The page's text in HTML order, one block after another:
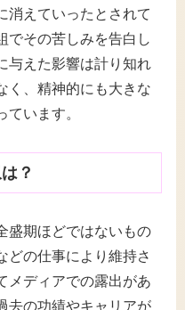
消えていったとされて
でその苦しみを告白し
与えた影響は計り知れ
く、精神的にも大きな
います。
？
盛期ほどではないもの
どの仕事により維持さ
メディアでの露出があ
去の功績やキャリアが